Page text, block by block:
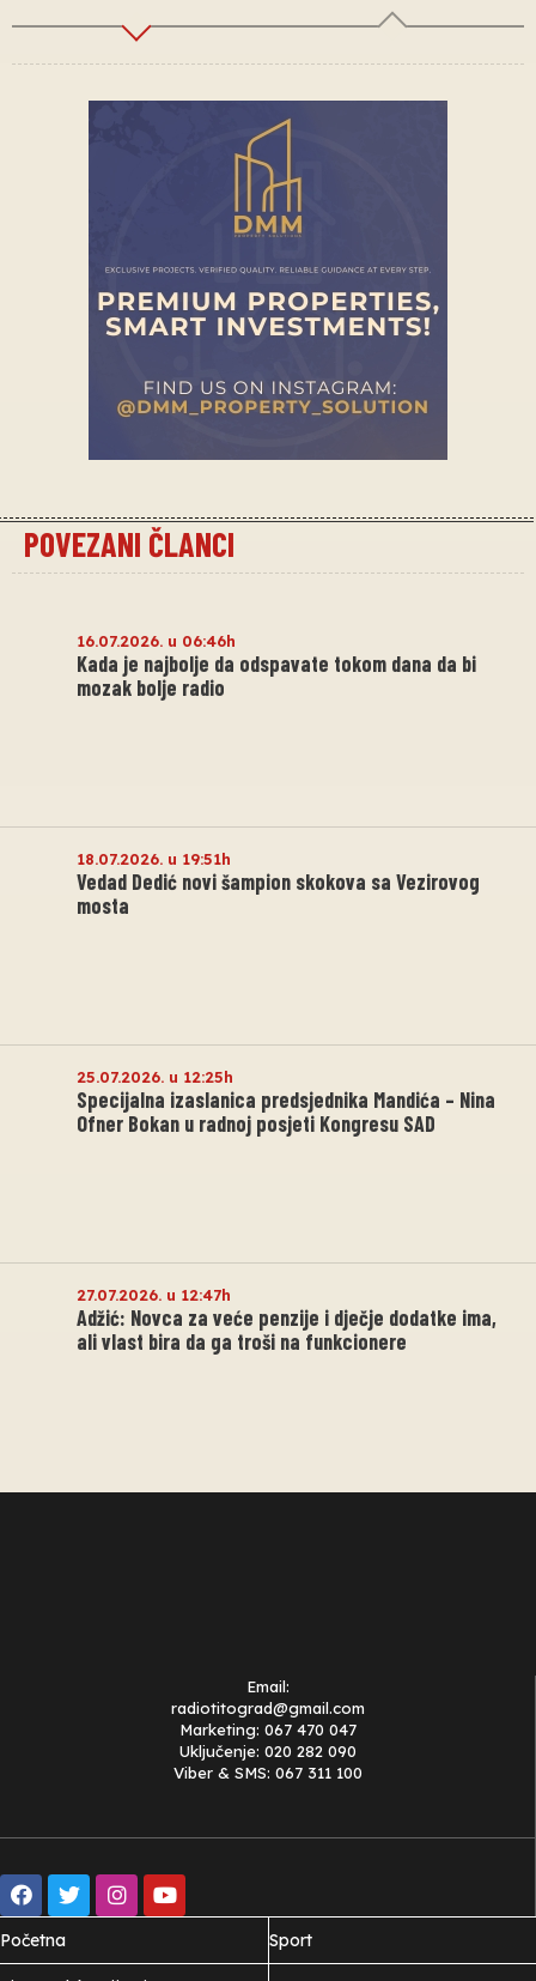
POVEZANI ČLANCI
16.07.2026. u 06:46h
Kada je najbolje da odspavate tokom dana da bi
mozak bolje radio
18.07.2026. u 19:51h
Vedad Dedić novi šampion skokova sa Vezirovog
mosta
25.07.2026. u 12:25h
Specijalna izaslanica predsjednika Mandića – Nina
Ofner Bokan u radnoj posjeti Kongresu SAD
27.07.2026. u 12:47h
Adžić: Novca za veće penzije i dječje dodatke ima,
ali vlast bira da ga troši na funkcionere
Email:
radiotitograd@gmail.com
Marketing: 067 470 047
Uključenje: 020 282 090
Viber & SMS: 067 311 100
Početna Sport